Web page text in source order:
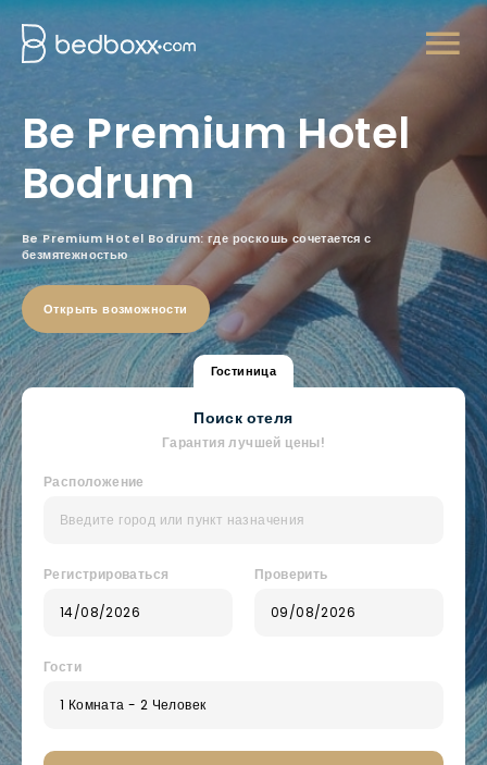
Be Premium Hotel
Bodrum
Be Premium Hotel Bodrum: где роскошь сочетается с
безмятежностью
Открыть возможности
Гостиница
Поиск отеля
Гарантия лучшей цены!
Расположение
Регистрироваться Проверить
Гости